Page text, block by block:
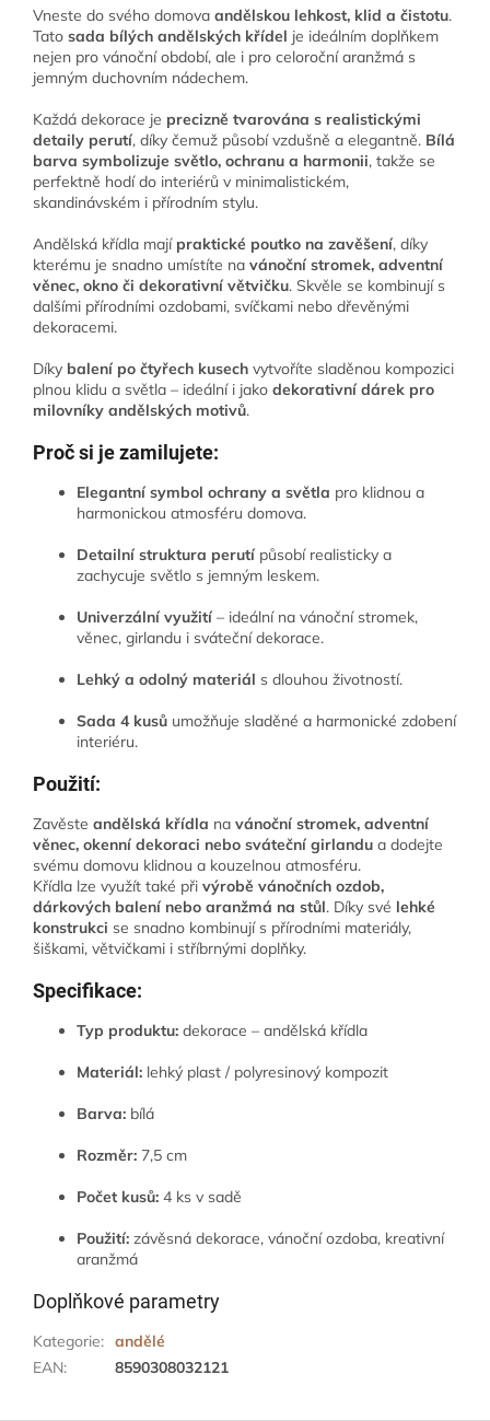
Vneste do svého domova andělskou lehkost, klid a čistotu.
Tato sada bílých andělských křídel je ideálním doplňkem
nejen pro vánoční období, ale i pro celoroční aranžmá s
jemným duchovním nádechem.
Každá dekorace je precizně tvarována s realistickými
detaily perutí, díky čemuž působí vzdušně a elegantně. Bílá
barva symbolizuje světlo, ochranu a harmonii, takže se
perfektně hodí do interiérů v minimalistickém,
skandinávském i přírodním stylu.
Andělská křídla mají praktické poutko na zavěšení, díky
kterému je snadno umístíte na vánoční stromek, adventní
věnec, okno či dekorativní větvičku. Skvěle se kombinují s
dalšími přírodními ozdobami, svíčkami nebo dřevěnými
dekoracemi.
Díky balení po čtyřech kusech vytvoříte sladěnou kompozici
plnou klidu a světla – ideální i jako dekorativní dárek pro
milovníky andělských motivů.
Proč si je zamilujete:
Elegantní symbol ochrany a světla pro klidnou a
harmonickou atmosféru domova.
Detailní struktura perutí působí realisticky a
zachycuje světlo s jemným leskem.
Univerzální využití – ideální na vánoční stromek,
věnec, girlandu i sváteční dekorace.
Lehký a odolný materiál s dlouhou životností.
Sada 4 kusů umožňuje sladěné a harmonické zdobení
interiéru.
Použití:
Zavěste andělská křídla na vánoční stromek, adventní
věnec, okenní dekoraci nebo sváteční girlandu a dodejte
svému domovu klidnou a kouzelnou atmosféru.
Křídla lze využít také při výrobě vánočních ozdob,
dárkových balení nebo aranžmá na stůl. Díky své lehké
konstrukci se snadno kombinují s přírodními materiály,
šiškami, větvičkami i stříbrnými doplňky.
Specifikace:
Typ produktu: dekorace – andělská křídla
Materiál: lehký plast / polyresinový kompozit
Barva: bílá
Rozměr: 7,5 cm
Počet kusů: 4 ks v sadě
Použití: závěsná dekorace, vánoční ozdoba, kreativní
aranžmá
Doplňkové parametry
Kategorie: andělé
EAN: 8590308032121